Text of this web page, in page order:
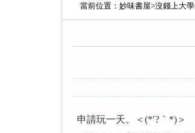
當前位置： 妙味書屋>沒錢上大
申請玩一天。＜(*′?｀*)＞